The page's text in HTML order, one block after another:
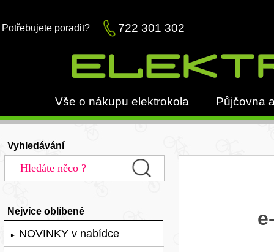
Potřebujete poradit? 722 301 302
Vše o nákupu elektrokola Půjčovna
Vyhledávání
Nejvíce oblíbené
► NOVINKY v nabídce